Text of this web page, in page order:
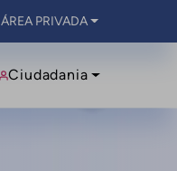
ÁREA PRIVADA
Ciudadania